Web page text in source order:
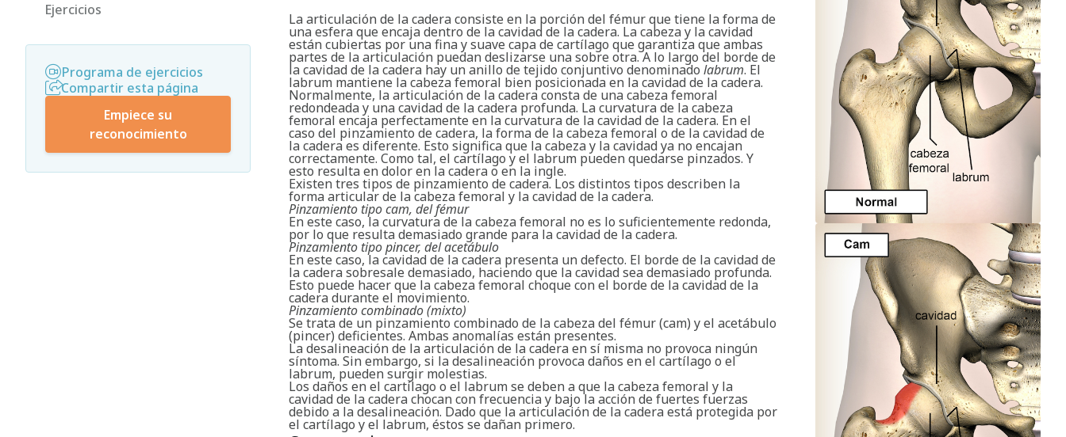
Ejercicios
Programa de ejercicios
Compartir esta página
Empiece su
reconocimiento
La articulación de la cadera consiste en la porción del fémur que tiene la forma de
una esfera que encaja dentro de la cavidad de la cadera. La cabeza y la cavidad
están cubiertas por una fina y suave capa de cartílago que garantiza que ambas
partes de la articulación puedan deslizarse una sobre otra. A lo largo del borde de
la cavidad de la cadera hay un anillo de tejido conjuntivo denominado labrum. El
labrum mantiene la cabeza femoral bien posicionada en la cavidad de la cadera.
Normalmente, la articulación de la cadera consta de una cabeza femoral
redondeada y una cavidad de la cadera profunda. La curvatura de la cabeza
femoral encaja perfectamente en la curvatura de la cavidad de la cadera. En el
caso del pinzamiento de cadera, la forma de la cabeza femoral o de la cavidad de
la cadera es diferente. Esto significa que la cabeza y la cavidad ya no encajan
correctamente. Como tal, el cartílago y el labrum pueden quedarse pinzados. Y
esto resulta en dolor en la cadera o en la ingle.
Existen tres tipos de pinzamiento de cadera. Los distintos tipos describen la
forma articular de la cabeza femoral y la cavidad de la cadera.
Pinzamiento tipo cam, del fémur
En este caso, la curvatura de la cabeza femoral no es lo suficientemente redonda,
por lo que resulta demasiado grande para la cavidad de la cadera.
Pinzamiento tipo pincer, del acetábulo
En este caso, la cavidad de la cadera presenta un defecto. El borde de la cavidad de
la cadera sobresale demasiado, haciendo que la cavidad sea demasiado profunda.
Esto puede hacer que la cabeza femoral choque con el borde de la cavidad de la
cadera durante el movimiento.
Pinzamiento combinado (mixto)
Se trata de un pinzamiento combinado de la cabeza del fémur (cam) y el acetábulo
(pincer) deficientes. Ambas anomalías están presentes.
La desalineación de la articulación de la cadera en sí misma no provoca ningún
síntoma. Sin embargo, si la desalineación provoca daños en el cartílago o el
labrum, pueden surgir molestias.
Los daños en el cartílago o el labrum se deben a que la cabeza femoral y la
cavidad de la cadera chocan con frecuencia y bajo la acción de fuertes fuerzas
debido a la desalineación. Dado que la articulación de la cadera está protegida por
el cartílago y el labrum, éstos se dañan primero.